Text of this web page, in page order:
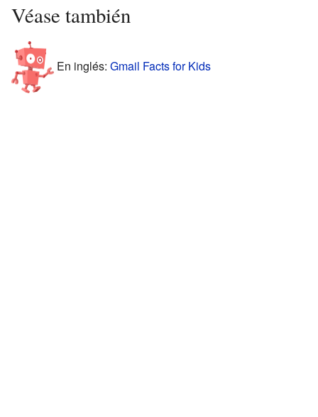
Véase también
En inglés: Gmail Facts for Kids